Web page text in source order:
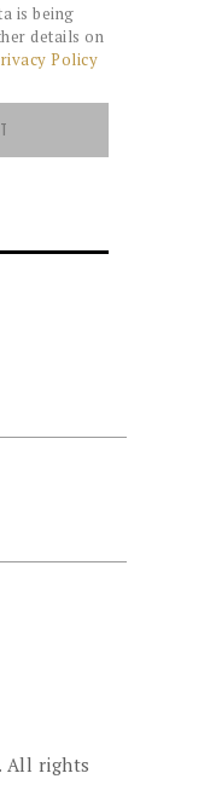
is being
details on
Policy
All rights